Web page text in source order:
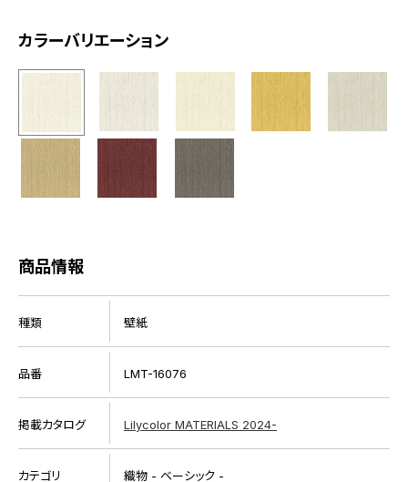
カラーバリエーション
商品情報
種類 壁紙
品番 LMT-16076
掲載カタログ Lilycolor MATERIALS 2024-
カテゴリ 織物 - ベーシック -